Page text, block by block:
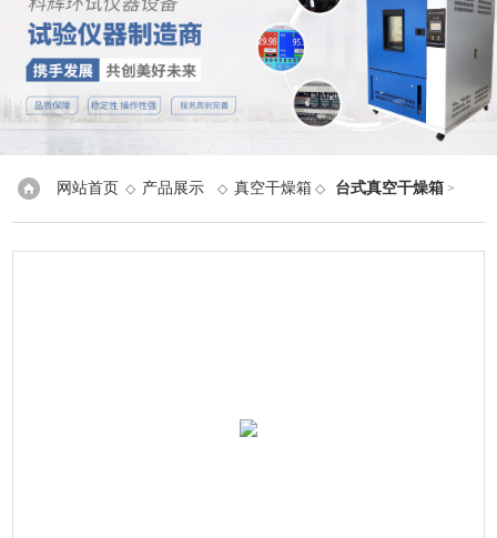
网站首页 ◇ 产品展示 ◇真空干燥箱 ◇ 台式真空干燥箱 >
DZF-6050/DZF-6050D真空干燥箱